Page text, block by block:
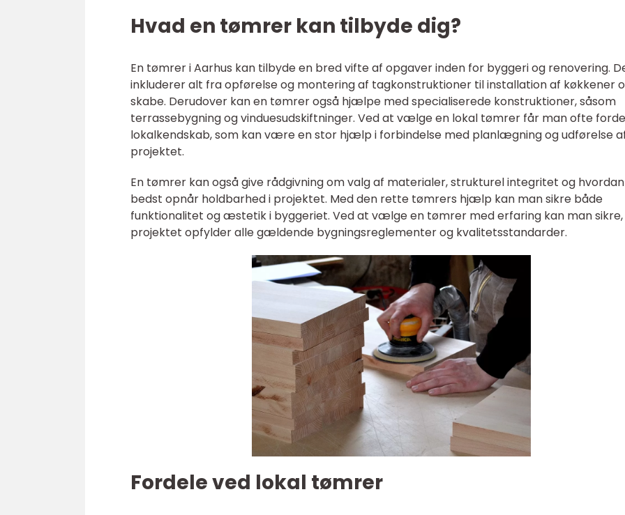
Hvad en tømrer kan tilbyde dig?
En tømrer i Aarhus kan tilbyde en bred vifte af opgaver inden for byggeri og renovering.
inkluderer alt fra opførelse og montering af tagkonstruktioner til installation af køkkener
skabe. Derudover kan en tømrer også hjælpe med specialiserede konstruktioner, såsom
terrassebygning og vinduesudskiftninger. Ved at vælge en lokal tømrer får man ofte
lokalkendskab, som kan være en stor hjælp i forbindelse med planlægning og udførelse
projektet.
En tømrer kan også give rådgivning om valg af materialer, strukturel integritet og
bedst opnår holdbarhed i projektet. Med den rette tømrers hjælp kan man sikre både
funktionalitet og æstetik i byggeriet. Ved at vælge en tømrer med erfaring kan man
projektet opfylder alle gældende bygningsreglementer og kvalitetsstandarder.
Fordele ved lokal tømrer